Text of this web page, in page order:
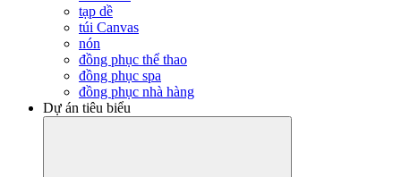
tạp dề
túi Canvas
nón
đồng phục thể thao
đồng phục spa
đồng phục nhà hàng
Dự án tiêu biểu